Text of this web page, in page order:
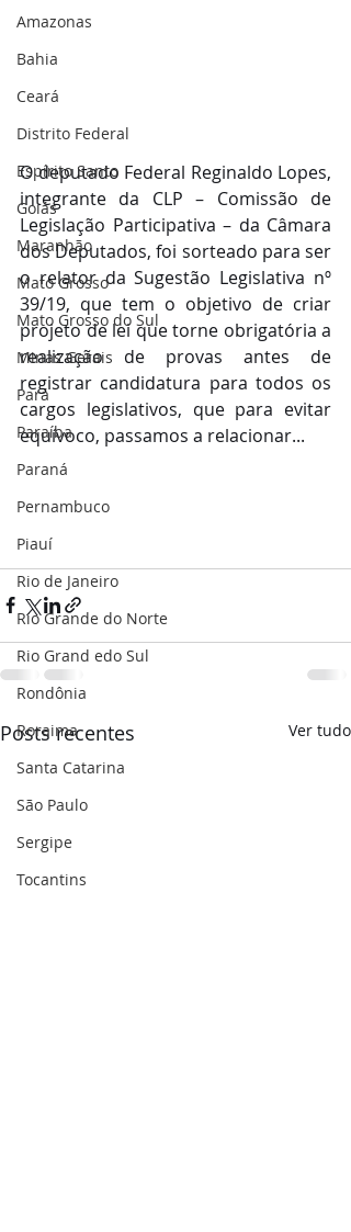
Amazonas
Bahia
Ceará
Distrito Federal
Espírito Santo
Goiás
Maranhão
Mato Grosso
Mato Grosso do Sul
Minas Gerais
Pará
Paraíba
Paraná
Pernambuco
Piauí
Rio de Janeiro
Rio Grande do Norte
Rio Grand edo Sul
Rondônia
Roraima
Santa Catarina
São Paulo
Sergipe
Tocantins
O deputado Federal Reginaldo Lopes,
integrante da CLP – Comissão de
Legislação Participativa – da Câmara
dos Deputados, foi sorteado para ser
o relator da Sugestão Legislativa nº
39/19, que tem o objetivo de criar
projeto de lei que torne obrigatória a
realização de provas antes de
registrar candidatura para todos os
cargos legislativos, que para evitar
equívoco, passamos a relacionar...
Posts recentes Ver tudo